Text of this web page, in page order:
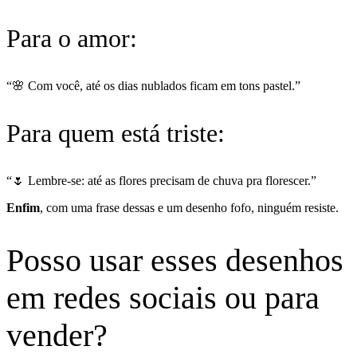
Para o amor:
“🌸 Com você, até os dias nublados ficam em tons pastel.”
Para quem está triste:
“🌷 Lembre-se: até as flores precisam de chuva pra florescer.”
Enfim, com uma frase dessas e um desenho fofo, ninguém resiste.
Posso usar esses desenhos
em redes sociais ou para
vender?